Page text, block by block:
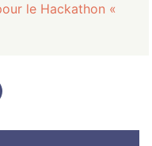
le Hackathon «